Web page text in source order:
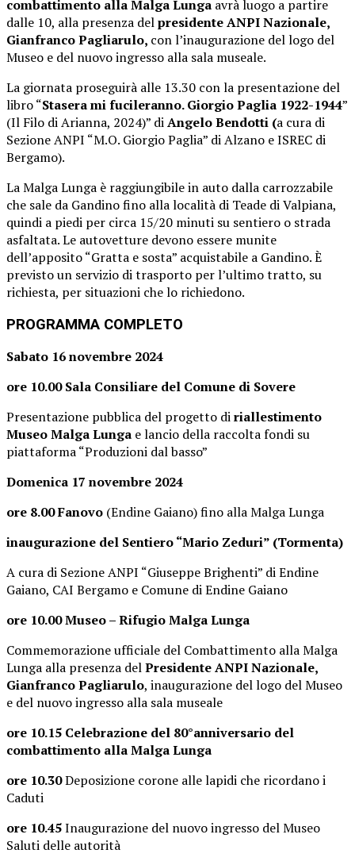
combattimento alla Malga Lunga avrà luogo a partire
dalle 10, alla presenza delpresidente ANPI Nazionale,
Gianfranco Pagliarulo, con l’inaugurazione del logo del
Museo e del nuovo ingresso alla sala museale.
La giornata proseguirà alle 13.30 con la presentazione del
libro “Stasera mi fucileranno. Giorgio Paglia 1922-1944”
(Il Filo di Arianna, 2024)” diAngelo Bendotti (a cura di
Sezione ANPI “M.O. Giorgio Paglia” di Alzano e ISREC di
Bergamo).
La Malga Lunga è raggiungibile in auto dalla carrozzabile
che sale da Gandino fino alla località di Teade di Valpiana,
quindi a piedi per circa 15/20 minuti su sentiero o strada
asfaltata. Le autovetture devono essere munite
dell’apposito “Gratta e sosta” acquistabile a Gandino. È
previsto un servizio di trasporto per l’ultimo tratto, su
richiesta, per situazioni che lo richiedono.
PROGRAMMA COMPLETO
Sabato 16 novembre 2024
ore 10.00 Sala Consiliare del Comune di Sovere
Presentazione pubblica del progetto diriallestimento
Museo Malga Lunga e lancio della raccolta fondi su
piattaforma “Produzioni dal basso”
Domenica 17 novembre 2024
ore 8.00Fanovo (Endine Gaiano) fino alla Malga Lunga
inaugurazione del Sentiero “Mario Zeduri” (Tormenta)
A cura di Sezione ANPI “Giuseppe Brighenti” di Endine
Gaiano, CAI Bergamo e Comune di Endine Gaiano
ore 10.00Museo – Rifugio Malga Lunga
Commemorazione ufficiale del Combattimento alla Malga
Lunga alla presenza delPresidente ANPI Nazionale,
Gianfranco Pagliarulo, inaugurazione del logo del Museo
e del nuovo ingresso alla sala museale
ore 10.15 Celebrazione del 80°anniversario del
combattimento alla Malga Lunga
ore 10.30Deposizione corone alle lapidi che ricordano i
Caduti
ore 10.45Inaugurazione del nuovo ingresso del Museo
Saluti delle autorità